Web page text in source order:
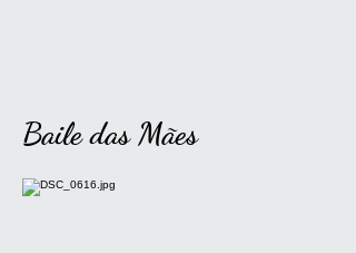
Baile das Mães